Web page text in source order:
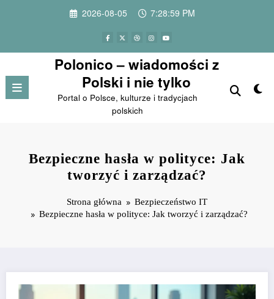
2026-08-05 7:29:00 PM
Polonico – wiadomości z
Polski i nie tylko
Portal o Polsce, kulturze i tradycjach
polskich
Bezpieczne hasła w polityce: Jak
tworzyć i zarządzać?
Strona główna
Bezpieczeństwo IT
Bezpieczne hasła w polityce: Jak tworzyć i zarządzać?